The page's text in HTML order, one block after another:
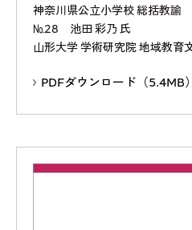
神奈川県公立小学校 総括教諭
№28 池田 彩乃 氏
山形大学 学術研究院 地域教育
PDFダウンロード（5.4MB）